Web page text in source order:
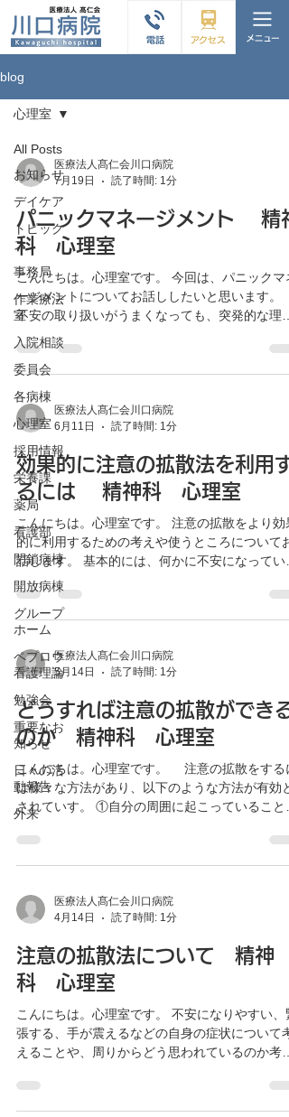
blog
All Posts
お知らせ
デイケア
トピック
ス
事務局
作業療法
室
入院相談
委員会
各病棟
心理室
採用情報
栄養課
薬局
看護部
閉鎖病棟
開放病棟
グループ
ホーム
ペプロウ
看護理論
勉強会
重要なお
知らせ
日々の活
動報告
外来
心理室
医療法人髙仁会川口病院
7月19日
読了時間: 1分
パニックマネージメント 精
科 心理室
こんにちは。心理室です。 今回は、パニックマ
ージメントについてお話ししたいと思います
不安の取り扱いがうまくなっても、突発的な理由
で不安が強くなることや、その時どこに関心を向
けていたかでも高度の不安状態やパニックに陥る
ことがあります。そのため、事前にどう行動する
かを決めておくといいでしょう。以下のように考
えることや行動をとってみるといいと思われま
す。 １．パニック感は、感じ方の一種に過ぎな
と念頭に置く。 ２．起こっている症状を受け入
れ、無理に抵抗しない。 ３．不安のコントロー
を学ぶ機会ととらえ、ゆっくりと呼吸をすること
から始める。 ４．心によぎる考えに注目し、現
的に捉えると動揺することが少なくなる。 ５．
をやるにしてもリラックスしてやる。 ６．落ち
いたらパニックの原因について考えて対策を練
る。 こうしたことを繰り返し行い考えていくと
練習となりうまく対処することも可能となるでし
ょう。
医療法人髙仁会川口病院
6月11日
読了時間: 1分
効果的に注意の拡散法を利用す
るには 精神科 心理室
こんにちは。心理室です。 注意の拡散をより効
的に利用するための考えや使うところについてお
話します。 基本的には、何かに不安になっている
時ならばいつでも使えます。不安に感じる状況の
最中や、その前後でも使えます。一方で、拡散法
が回避行動になってしまう場合もあります。意識
から気をそらすことが、問題に取り組み対策を決
定するプロセスを避けることに繋がりやすいで
す。 拡散法の良い点は高度な不安の時でも効果
表れ、症状のコントロールが可能であることで
す。その一方で、回避行動として用いられると症
状を長引かせやすいです。そのため、自分に正直
になって利用する必要があります。回避のために
使っているなら、段階法や動揺思考を扱う方法を
用いるといいでしょう。 大勢の注目が集まった
合には、勇気をもって何かを質問すると周囲の注
意を拡散させる方法もありますので実践するとい
いでしょう。
医療法人髙仁会川口病院
5月14日
読了時間: 1分
どうすれば注意の拡散ができる
のか 精神科 心理室
こんにちは。心理室です。 注意の拡散をする
は様々な方法があり、以下のような方法が有効と
されていす。 ①自分の周囲に起こっていることに
内的に怒っていることに気を取られずに済む方法
です。 例）周囲の話に耳を傾ける、部屋の中
いたいものを決めてみるなど。 ②精神的な活動を
する。 頭の中で計算をしたり歌を口ずさんだり
も有効です。 ③体を動かす。 忙しく動き回るの
も有効です。特に注意の集中が必要な活動を選ぶ
といいでしょう。簡単にできる活動だと、不安な
考えが浮かぶ余地を残すことになります。 これら
の方法を実践してみるといいでしょう。次回は最
大限に利用するための方法についてお話ししたい
医療法人髙仁会川口病院
4月14日
読了時間: 1分
注意の拡散法について 精神
科 心理室
こんにちは。心理室です。 不安になりやすい、緊
張する、手が震えるなどの自身の症状について考
えることや、周りからどう思われているのか考え
の人がどう考えているのかに集中することによっ
て自信を失い、他のことに注意を向けることがで